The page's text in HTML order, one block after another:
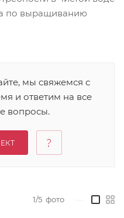
по выращиванию
мы свяжемся с
и ответим на все
вопросы.
1/5 фото